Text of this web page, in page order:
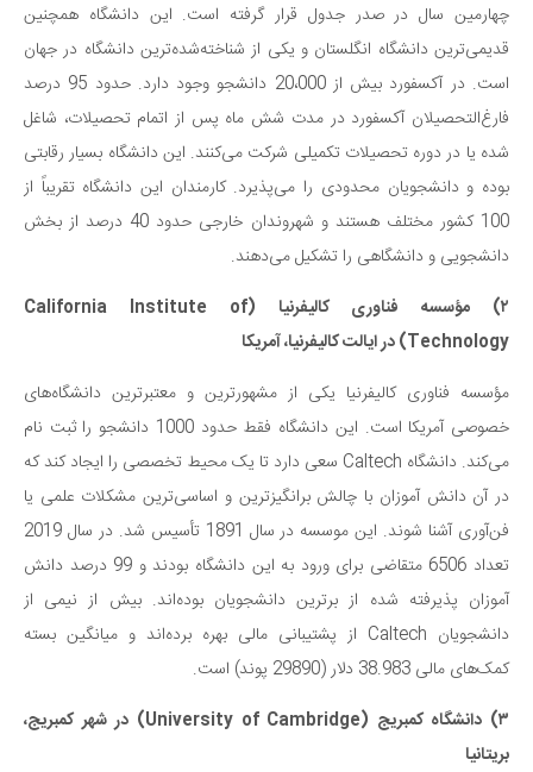
علمی
فناوری‌ها
نجوم و هوا فضا
زمین و محیط زیست
خودرو
سرگرمی
دانستنی‌ها
بازی
طنز
فال
مسابقه
اخبار
چهارمین سال در صدر جدول قرار گرفته است. این دانشگاه همچنین
قدیمی‌ترین دانشگاه انگلستان و یکی از شناخته‌شده‌ترین دانشگاه در جهان
است. در آکسفورد بیش از 20،000 دانشجو وجود دارد. حدود 95 درصد
فارغ‌التحصیلان آکسفورد در مدت شش ماه پس از اتمام تحصیلات، شاغل
شده یا در دوره تحصیلات تکمیلی شرکت می‌کنند. این دانشگاه بسیار رقابتی
بوده و دانشجویان محدودی را می‌پذیرد. کارمندان این دانشگاه تقریباً از
100 کشور مختلف هستند و شهروندان خارجی حدود 40 درصد از بخش
دانشجویی و دانشگاهی را تشکیل می‌دهند.
۲) مؤسسه فناوری کالیفرنیا (California Institute of
Technology) در ایالت کالیفرنیا، آمریکا
مؤسسه فناوری کالیفرنیا یکی از مشهورترین و معتبرترین دانشگاه‌های
خصوصی آمریکا است. این دانشگاه فقط حدود 1000 دانشجو را ثبت نام
می‌کند. دانشگاه Caltech سعی دارد تا یک محیط تخصصی را ایجاد کند که
در آن دانش آموزان با چالش برانگیزترین و اساسی‌ترین مشکلات علمی یا
فن‌آوری آشنا شوند. این موسسه در سال 1891 تأسیس شد. در سال 2019
تعداد 6506 متقاضی برای ورود به این دانشگاه بودند و 99 درصد دانش
آموزان پذیرفته شده از برترین دانشجویان بوده‌اند. بیش از نیمی از
دانشجویان Caltech از پشتیبانی مالی بهره برده‌اند و میانگین بسته
کمک‌های مالی 38.983 دلار (29890 پوند) است.
۳) دانشگاه کمبریج (University of Cambridge) در شهر کمبریج،
بریتانیا